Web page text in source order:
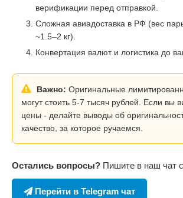
верификации перед отправкой.
Сложная авиадоставка в РФ (вес
~1.5–2 кг).
Конвертация валют и логистика до
Важно: Оригинальные
могут стоить 5-7 тысяч рублей. Если вы
цены - делайте выводы об
качество, за которое ручаемся.
Остались вопросы? Пишите в наш чат
Перейти в Telegram чат